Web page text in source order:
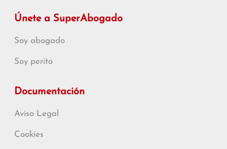
Únete a SuperAbogado
Soy abogado
Soy perito
Documentación
Aviso Legal
Cookies